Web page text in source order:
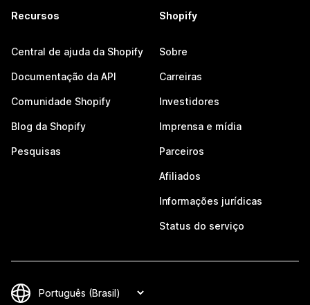
Recursos
Central de ajuda da Shopify
Documentação da API
Comunidade Shopify
Blog da Shopify
Pesquisas
Shopify
Sobre
Carreiras
Investidores
Imprensa e mídia
Parceiros
Afiliados
Informações jurídicas
Status do serviço